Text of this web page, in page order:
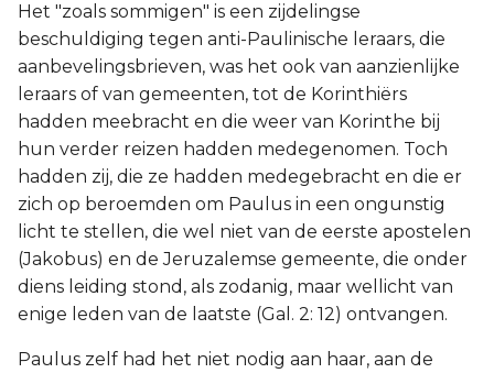
Het "zoals sommigen" is een zijdelingse
beschuldiging tegen anti-Paulinische leraars, die
aanbevelingsbrieven, was het ook van aanzienlijke
leraars of van gemeenten, tot de Korinthiërs
hadden meebracht en die weer van Korinthe bij
hun verder reizen hadden medegenomen. Toch
hadden zij, die ze hadden medegebracht en die er
zich op beroemden om Paulus in een ongunstig
licht te stellen, die wel niet van de eerste apostelen
(Jakobus) en de Jeruzalemse gemeente, die onder
diens leiding stond, als zodanig, maar wellicht van
enige leden van de laatste (Gal. 2: 12) ontvangen.
Paulus zelf had het niet nodig aan haar, aan de